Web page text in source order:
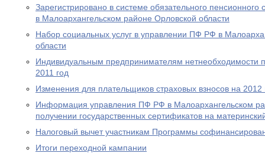
Зарегистрировано в системе обязательного
в Малоархангельском районе Орловской области
Набор социальных услуг в управлении ПФ РФ в
области
Индивидуальным предпринимателям нетнеобходимости
2011 год
Изменения для плательщиков страховых взносов на 2012
Информация управления ПФ РФ в Малоархангельском
получении государственных сертификатов на
Налоговый вычет участникам Программы
Итоги переходной кампании